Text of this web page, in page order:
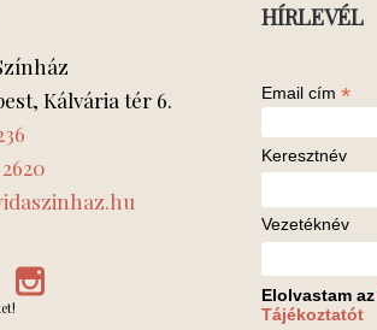
Kálvária tér 6.
HÍRLEVÉL
Email cím *
Keresztnév
Vezetéknév
Elolvastam az
Tájékoztatót